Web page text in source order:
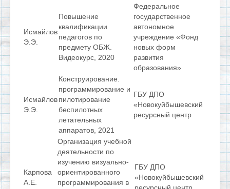
Исмайлов
Э.Э.
Повышение
квалификации
педагогов по
предмету ОБЖ.
Видеокурс, 2020
Федеральное
государственное
автономное
учреждение «Фонд
новых форм
развития
образования»
Исмайлов
Э.Э.
Конструирование.
программирование и
пилотирование
беспилотных
летательных
аппаратов, 2021
ГБУ ДПО
«Новокуйбышевский
ресурсный центр
Карпова
А.Е.
Организация учебной
деятельности по
изучению визуально-
ориентированного
программирования в
ГБУ ДПО
«Новокуйбышевский